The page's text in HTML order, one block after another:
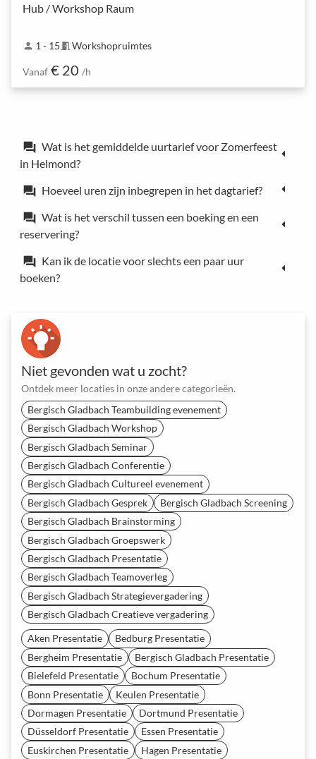
Hub / Workshop Raum
person 1 - 15 meeting_room Workshopruimtes
Vanaf € 20 /h
forum Wat is het gemiddelde uurtarief voor Zomerfeest
in Helmond?
forum Hoeveel uren zijn inbegrepen in het dagtarief?
forum Wat is het verschil tussen een boeking en een
reservering?
forum Kan ik de locatie voor slechts een paar uur
boeken?
Niet gevonden wat u zocht?
Ontdek meer locaties in onze andere categorieën.
Bergisch Gladbach Teambuilding evenement
Bergisch Gladbach Workshop
Bergisch Gladbach Seminar
Bergisch Gladbach Conferentie
Bergisch Gladbach Cultureel evenement
Bergisch Gladbach Gesprek
Bergisch Gladbach Screening
Bergisch Gladbach Brainstorming
Bergisch Gladbach Groepswerk
Bergisch Gladbach Presentatie
Bergisch Gladbach Teamoverleg
Bergisch Gladbach Strategievergadering
Bergisch Gladbach Creatieve vergadering
Aken Presentatie
Bedburg Presentatie
Bergheim Presentatie
Bergisch Gladbach Presentatie
Bielefeld Presentatie
Bochum Presentatie
Bonn Presentatie
Keulen Presentatie
Dormagen Presentatie
Dortmund Presentatie
Düsseldorf Presentatie
Essen Presentatie
Euskirchen Presentatie
Hagen Presentatie